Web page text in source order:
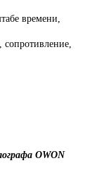
времени,
OWON